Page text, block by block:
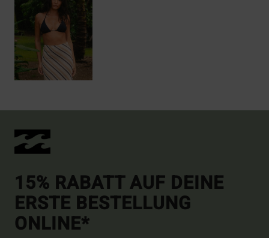
15% RABATT AUF DEINE
ERSTE BESTELLUNG
ONLINE*